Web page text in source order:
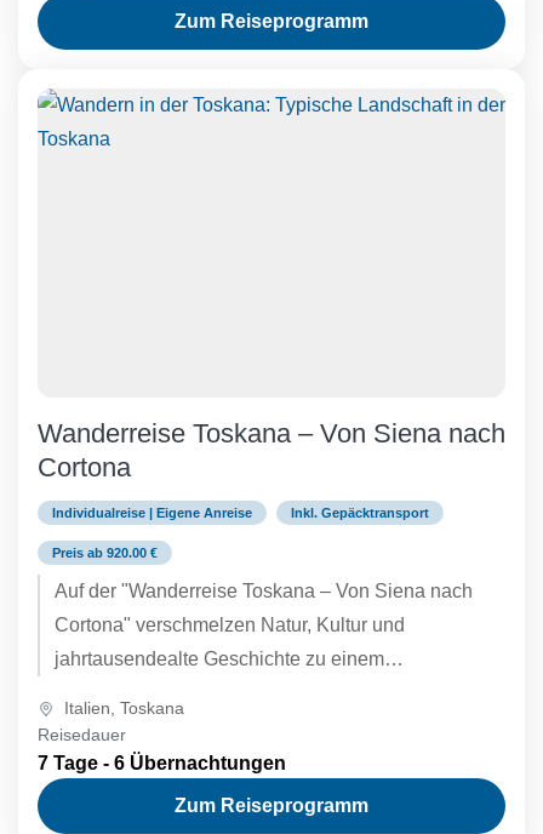
Zum Reiseprogramm
Wanderreise Toskana – Von Siena nach
Cortona
Individualreise | Eigene Anreise Inkl. Gepäcktransport
Preis ab 920.00 €
Auf der "Wanderreise Toskana – Von Siena nach
Cortona" verschmelzen Natur, Kultur und
jahrtausendealte Geschichte zu einem
der antiken...
Italien Toskana
Reisedauer
7 Tage - 6 Übernachtungen
Zum Reiseprogramm